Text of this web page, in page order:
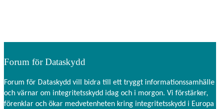
Forum för Dataskydd
Forum för Dataskydd vill bidra till ett tryggt informationssamhälle
och värnar om integritetsskydd idag och i morgon. Vi förstärker,
förenklar och ökar medvetenheten kring integritetsskydd i Europa